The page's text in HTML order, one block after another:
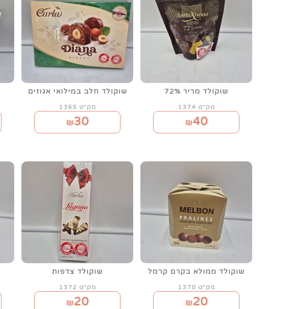
שוקולד מריר 72%
מק"ט 1374
₪40
שוקולד חלב במילואי אגוזים
מק"ט 1365
₪30
שוקולד ממולא בקרם קרמל
מק"ט 1370
₪20
שוקולד צדפות
מק"ט 1372
₪20